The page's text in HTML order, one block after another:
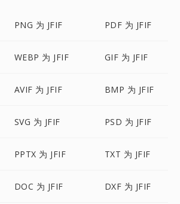
PNG 为 JFIF PDF 为 JFIF
WEBP 为 JFIF GIF 为 JFIF
AVIF 为 JFIF BMP 为 JFIF
SVG 为 JFIF PSD 为 JFIF
PPTX 为 JFIF TXT 为 JFIF
DOC 为 JFIF DXF 为 JFIF